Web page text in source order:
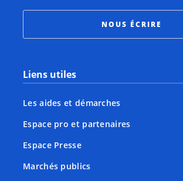
NOUS ÉCRIRE
Liens utiles
Les aides et démarches
Espace pro et partenaires
Espace Presse
Marchés publics